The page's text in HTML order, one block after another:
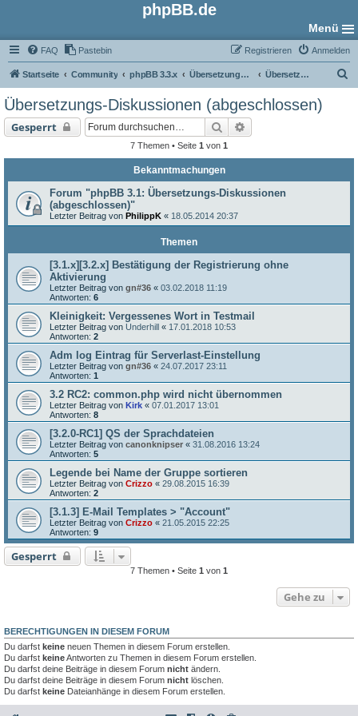
phpBB.de
Menü
FAQ Pastebin Anmelden
Registrieren
Startseite Community phpBB 3.3.x Übersetzungs-Foren Übersetzungs-Diskussionen (abgeschlossen)
Übersetzungs-Diskussionen (abgeschlossen)
Gesperrt Suche
7 Themen • Seite 1 von 1
Bekanntmachungen
Forum "phpBB 3.1: Übersetzungs-Diskussionen
(abgeschlossen)"
Letzter Beitrag von PhilippK « 18.05.2014 20:37
Themen
[3.1.x][3.2.x] Bestätigung der Registrierung ohne
Aktivierung
Letzter Beitrag von gn#36 « 03.02.2018 11:19
Antworten: 6
Kleinigkeit: Vergessenes Wort in Testmail
Letzter Beitrag von Underhill « 17.01.2018 10:53
Antworten: 2
Adm log Eintrag für Serverlast-Einstellung
Letzter Beitrag von gn#36 « 24.07.2017 23:11
Antworten: 1
3.2 RC2: common.php wird nicht übernommen
Letzter Beitrag von Kirk « 07.01.2017 13:01
Antworten: 8
[3.2.0-RC1] QS der Sprachdateien
Letzter Beitrag von canonknipser « 31.08.2016 13:24
Antworten: 5
Legende bei Name der Gruppe sortieren
Letzter Beitrag von Crizzo « 29.08.2015 16:39
Antworten: 2
[3.1.3] E-Mail Templates > "Account"
Letzter Beitrag von Crizzo « 21.05.2015 22:25
Antworten: 9
Gesperrt
7 Themen • Seite 1 von 1
Gehe zu
BERECHTIGUNGEN IN DIESEM FORUM
Du darfst keine neuen Themen in diesem Forum erstellen.
Du darfst keineAntworten zu Themen in diesem Forum erstellen.
Du darfst deine Beiträge in diesem Forum nicht ändern.
Du darfst deine Beiträge in diesem Forum nicht löschen.
Du darfst keine Dateianhänge in diesem Forum erstellen.